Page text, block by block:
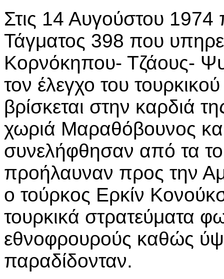
Στις 14 Αυγούστου 1974
Τάγματος 398 που
Κορνόκηπου- Τζάους-
τον έλεγχο του
βρίσκεται στην καρδιά
χωριά Μαραθόβουνος
συνελήφθησαν από τα
προήλαυναν προς την
ο τούρκος Ερκίν
τουρκικά στρατεύματα
εθνοφρουρούς καθώς
παραδίδονταν.